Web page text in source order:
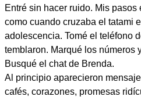
Entré sin hacer ruido. Mis
como cuando cruzaba el tatami
adolescencia. Tomé el teléfono
temblaron. Marqué los números
Busqué el chat de Brenda.
Al principio aparecieron
cafés, corazones, promesas